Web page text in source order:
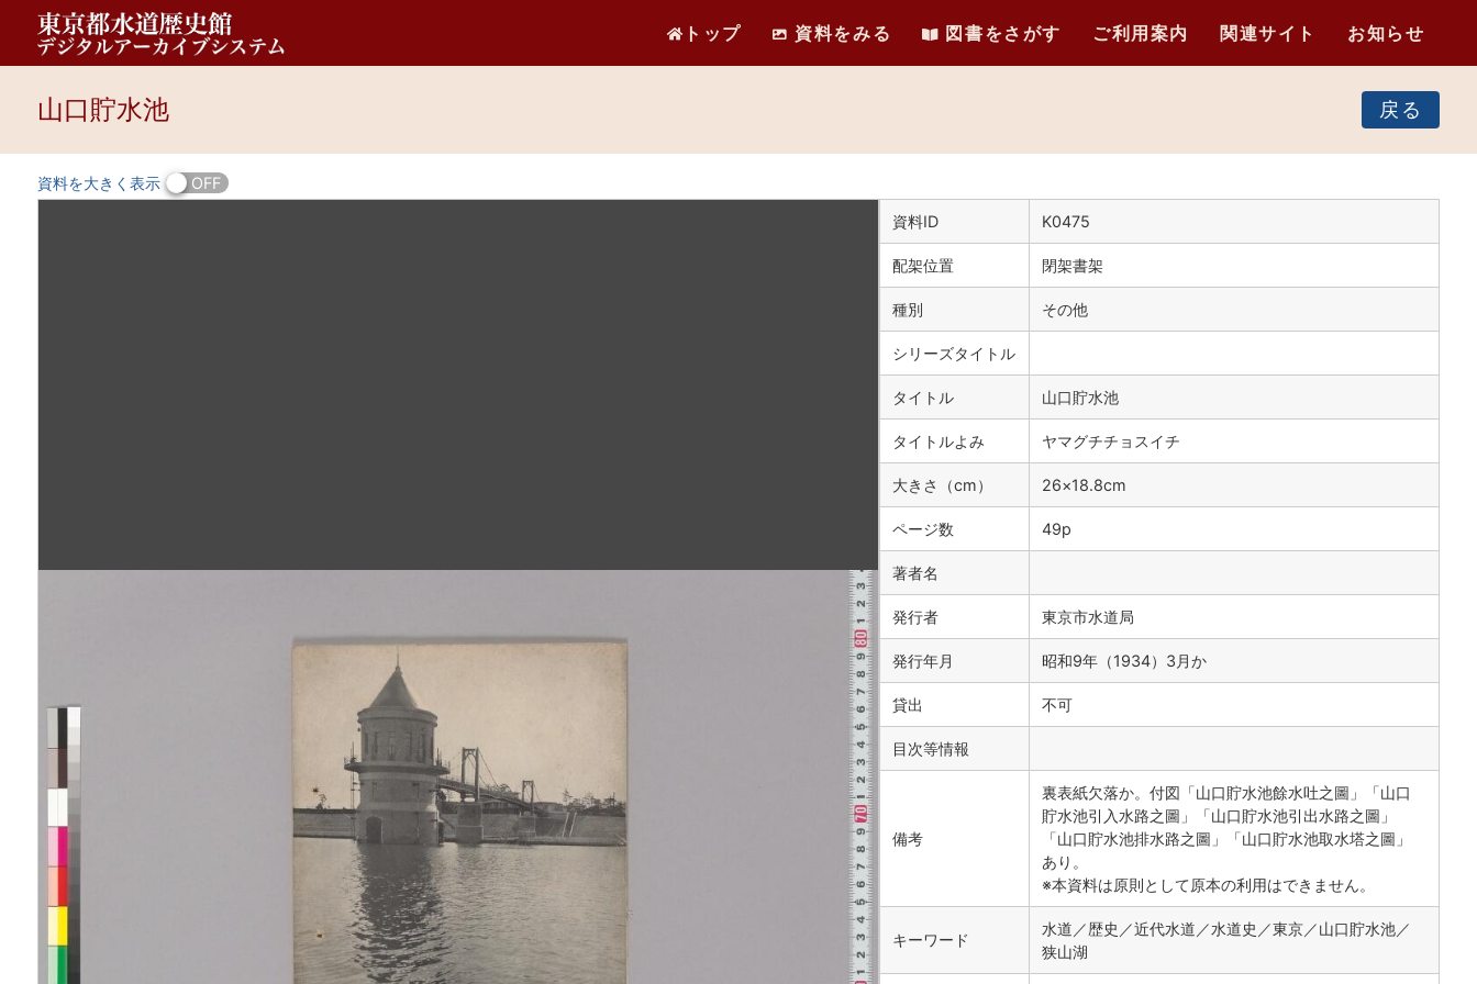
トップ 資料をみる 図書をさがす ご利用案内 関連サイト お知らせ
山口貯水池 戻る
資料を大きく表示
資料ID K0475
配架位置 閉架書架
種別 その他
シリーズタイトル
タイトル 山口貯水池
タイトルよみ ヤマグチチョスイチ
大きさ（cm） 26×18.8cm
ページ数 49p
著者名
発行者 東京市水道局
発行年月 昭和9年（1934）3月か
貸出 不可
目次等情報
備考
裏表紙欠落か。付図「山口貯水池餘水吐之圖」「山口
貯水池引入水路之圖」「山口貯水池引出水路之圖」
「山口貯水池排水路之圖」「山口貯水池取水塔之圖」
あり。
※本資料は原則として原本の利用はできません。
キーワード
水道／歴史／近代水道／水道史／東京／山口貯水池／
狭山湖